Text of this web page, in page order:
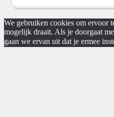
We gebruiken cookies om ervoor
mogelijk draait. Als je doorgaat
gaan we ervan uit dat je ermee